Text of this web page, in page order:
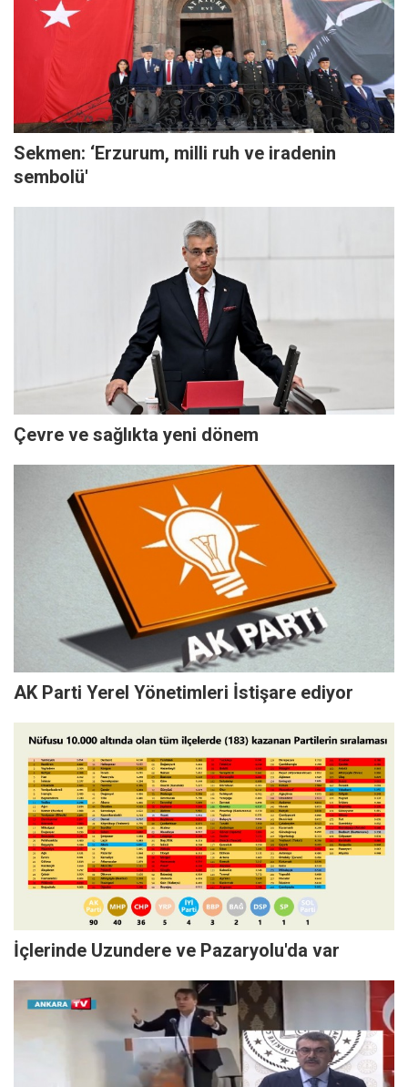
Sekmen: ‘Erzurum, milli ruh ve iradenin
sembolü'
Çevre ve sağlıkta yeni dönem
AK Parti Yerel Yönetimleri İstişare ediyor
İçlerinde Uzundere ve Pazaryolu'da var